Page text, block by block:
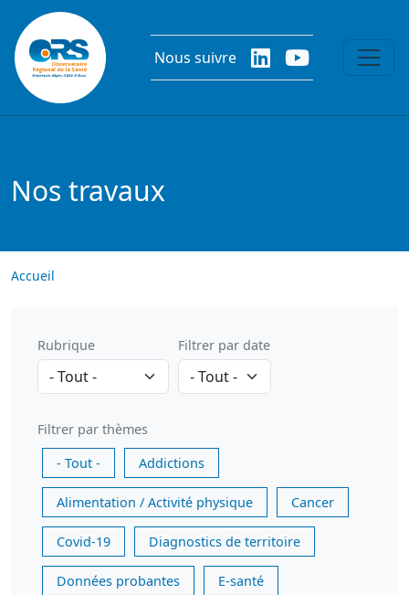
Aller au contenu principal
Nous suivre
Nos travaux
Accueil
Rubrique Filtrer par date
Filtrer par thèmes
- Tout -
Addictions
Alimentation / Activité physique Cancer
Covid-19 Diagnostics de territoire
Données probantes E-santé